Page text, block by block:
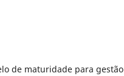
de maturidade para gestão